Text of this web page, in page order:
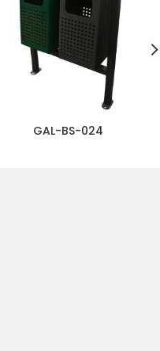
GAL-BS-024